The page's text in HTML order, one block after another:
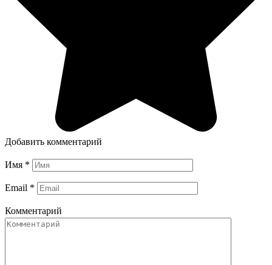
Добавить комментарий
Имя *
Email *
Комментарий